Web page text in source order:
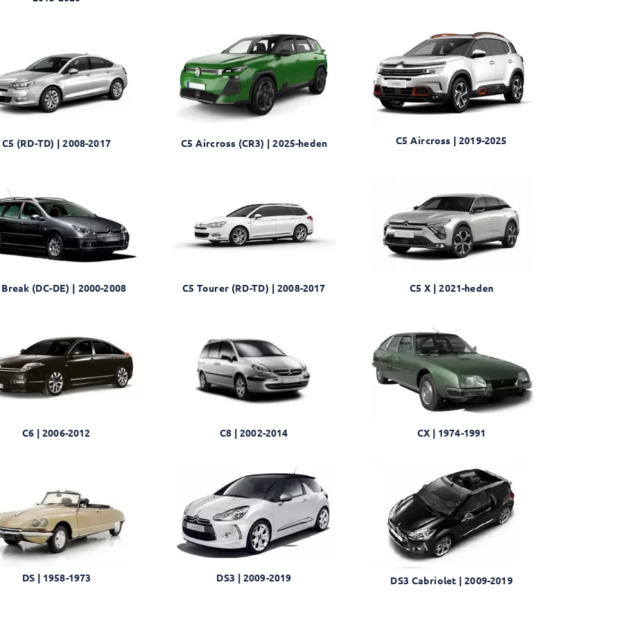
C5 (RD-TD) | 2008-2017 C5 Aircross (CR3) | 2025-heden C5 Aircross | 2019-2025
Break (DC-DE) | 2000-2008 C5 Tourer (RD-TD) | 2008-2017 C5 X | 2021-heden
C6 | 2006-2012 C8 | 2002-2014 CX | 1974-1991
DS | 1958-1973 DS3 | 2009-2019 DS3 Cabriolet | 2009-2019